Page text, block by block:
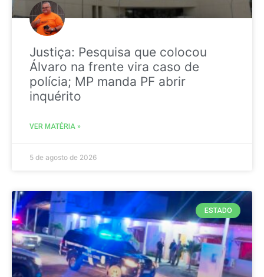
Justiça: Pesquisa que colocou
Álvaro na frente vira caso de
polícia; MP manda PF abrir
inquérito
VER MATÉRIA »
5 de agosto de 2026
ESTADO